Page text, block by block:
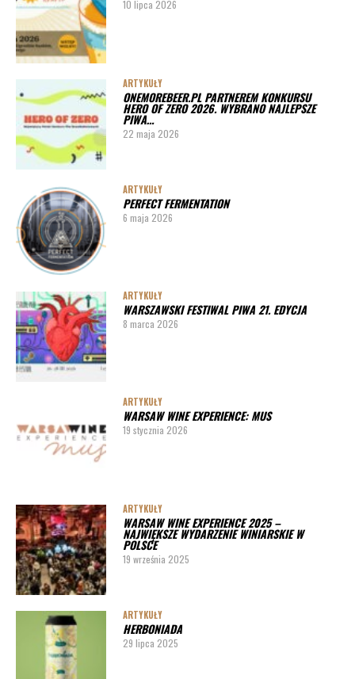
Lista imprez i festiwali piwnych 2020 – miasta
ARTYKUŁY
Pędy chmielu – danie ekskluzywne
PORADY
Jak działa instalacja do wyszynku piwa w barze
10 lipca 2026
ARTYKUŁY
ONEMOREBEER.PL PARTNEREM KONKURSU
HERO OF ZERO 2026. WYBRANO NAJLEPSZE
PIWA…
22 maja 2026
ARTYKUŁY
PERFECT FERMENTATION
6 maja 2026
ARTYKUŁY
WARSZAWSKI FESTIWAL PIWA 21. EDYCJA
8 marca 2026
ARTYKUŁY
WARSAW WINE EXPERIENCE: MUS
19 stycznia 2026
ARTYKUŁY
WARSAW WINE EXPERIENCE 2025 –
NAJWIĘKSZE WYDARZENIE WINIARSKIE W
POLSCE
19 września 2025
ARTYKUŁY
HERBONIADA
29 lipca 2025